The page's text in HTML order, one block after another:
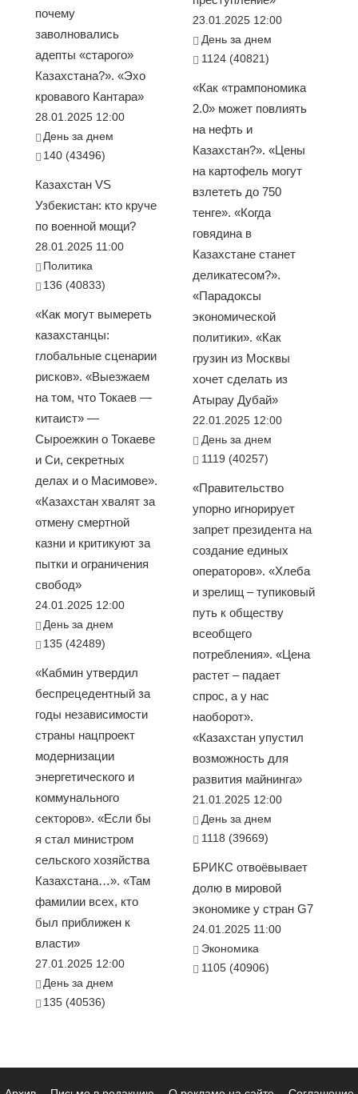
почему
заволновались
адепты «старого»
Казахстана?». «Эхо
кровавого Кантара»
28.01.2025 12:00
День за днем
140 (43496)
Казахстан VS
Узбекистан: кто круче
по военной мощи?
28.01.2025 11:00
Политика
136 (40833)
«Как могут вымереть
казахстанцы:
глобальные сценарии
рисков». «Выезжаем
на том, что Токаев —
китаист» —
Сыроежкин о Токаеве
и Си, секретных
делах и о Масимове».
«Казахстан хвалят за
отмену смертной
казни и критикуют за
пытки и ограничения
свобод»
24.01.2025 12:00
День за днем
135 (42489)
«Кабмин утвердил
беспрецедентный за
годы независимости
страны нацпроект
модернизации
энергетического и
коммунального
секторов». «Если бы
я стал министром
сельского хозяйства
Казахстана…». «Там
фамилии всех, кто
был приближен к
власти»
27.01.2025 12:00
День за днем
135 (40536)
23.01.2025 12:00
День за днем
1124 (40821)
«Как «трампономика
2.0» может повлиять
на нефть и
Казахстан?». «Цены
на картофель могут
взлететь до 750
тенге». «Когда
говядина в
Казахстане станет
деликатесом?».
«Парадоксы
экономической
политики». «Как
грузин из Москвы
хочет сделать из
Атырау Дубай»
22.01.2025 12:00
День за днем
1119 (40257)
«Правительство
упорно игнорирует
запрет президента на
создание единых
операторов». «Хлеба
и зрелищ – тупиковый
путь к обществу
всеобщего
потребления». «Цена
растет – падает
спрос, а у нас
наоборот».
«Казахстан упустил
возможность для
развития майнинга»
21.01.2025 12:00
День за днем
1118 (39669)
БРИКС отвоёвывает
долю в мировой
экономике у стран G7
24.01.2025 11:00
Экономика
1105 (40906)